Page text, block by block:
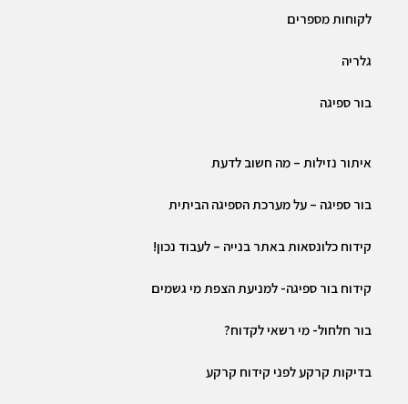
לקוחות מספרים
גלריה
בור ספיגה
איתור נזילות – מה חשוב לדעת
בור ספיגה – על מערכת הספיגה הביתית
קידוח כלונסאות באתר בנייה – לעבוד נכון!
קידוח בור ספיגה- למניעת הצפת מי גשמים
בור חלחול- מי רשאי לקדוח?
בדיקות קרקע לפני קידוח קרקע